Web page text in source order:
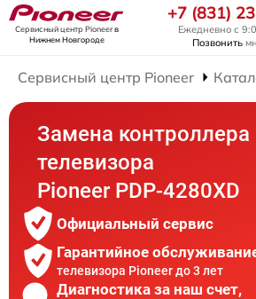
Сервисный центр Pioneerв
Нижнем Новгороде
+7 (831)
Ежедневно с
Позвонить
Сервисный центр Pioneer
Замена контроллера
телевизора
Pioneer PDP-4280XD
Официальный сервис
Гарантийное
телевизора Pioneer до 3 лет
Диагностика за наш счет,